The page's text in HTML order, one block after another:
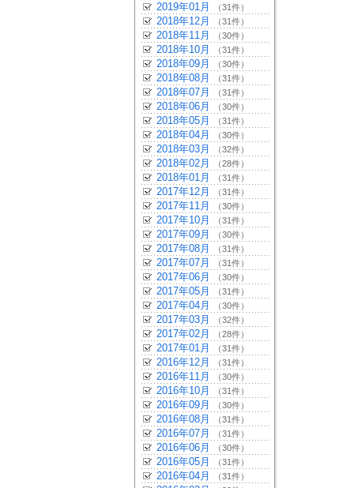
2019年01月 （31件）
2018年12月 （31件）
2018年11月 （30件）
2018年10月 （31件）
2018年09月 （30件）
2018年08月 （31件）
2018年07月 （31件）
2018年06月 （30件）
2018年05月 （31件）
2018年04月 （30件）
2018年03月 （32件）
2018年02月 （28件）
2018年01月 （31件）
2017年12月 （31件）
2017年11月 （30件）
2017年10月 （31件）
2017年09月 （30件）
2017年08月 （31件）
2017年07月 （31件）
2017年06月 （30件）
2017年05月 （31件）
2017年04月 （30件）
2017年03月 （32件）
2017年02月 （28件）
2017年01月 （31件）
2016年12月 （31件）
2016年11月 （30件）
2016年10月 （31件）
2016年09月 （30件）
2016年08月 （31件）
2016年07月 （31件）
2016年06月 （30件）
2016年05月 （31件）
2016年04月 （31件）